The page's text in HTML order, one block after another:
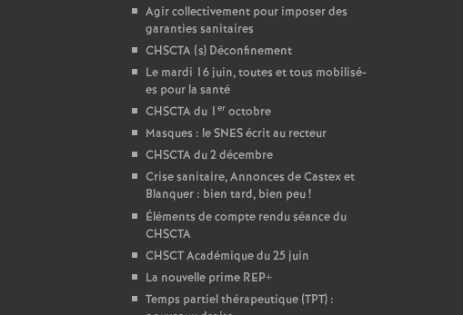
Agir collectivement pour imposer des
garanties sanitaires
CHSCTA (s) Déconfinement
Le mardi 16 juin, toutes et tous mobilisé-
es pour la santé
CHSCTA du 1 eroctobre
Masques : le SNES écrit au recteur
CHSCTA du 2 décembre
Crise sanitaire, Annonces de Castex et
Blanquer : bien tard, bien peu!
Éléments de compte rendu séance du
CHSCTA
CHSCT Académique du 25 juin
La nouvelle prime REP+
Temps partiel thérapeutique (TPT) :